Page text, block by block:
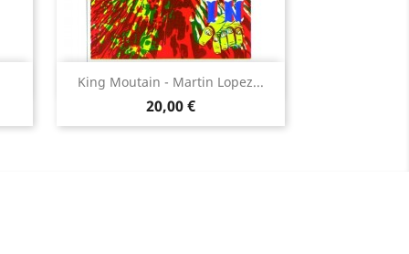
King Moutain - Martin Lopez...
Prix
20,00 €
Aperçu rapide